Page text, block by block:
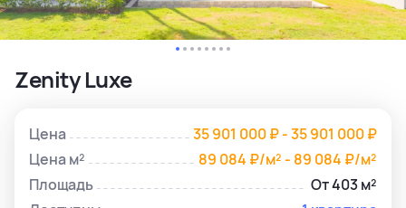
Zenity Luxe
Цена
35 901 000 ₽ - 35 901 000 ₽
Цена м²
89 084 ₽/м² - 89 084 ₽/м²
Площадь
От 403 м²